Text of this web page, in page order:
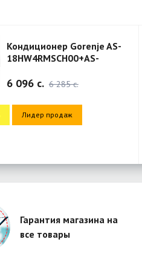
Кондиционер Gorenje AS-
18HW4RMSCH00+AS-
6 096 c. 6 285 c.
Лидер продаж
Гарантия магазина на
все товары